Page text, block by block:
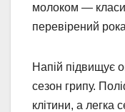
молоком —
перевірений
Напій підвищує
сезон грипу.
клітини, а легка